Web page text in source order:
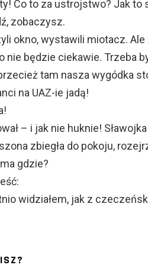
Co to za ustrojstwo? Jak to
zobaczysz.
okno, wystawili miotacz. Ale
nie będzie ciekawie. Trzeba
tam nasza wygódka
na UAZ-ie jadą!
– i jak nie huknie!
zbiegła do pokoju,
gdzie?
widziałem, jak z